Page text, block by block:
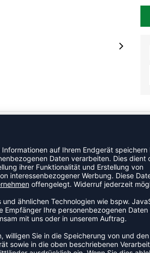
Ein praktisches Accessoire für
ANGESEHEN